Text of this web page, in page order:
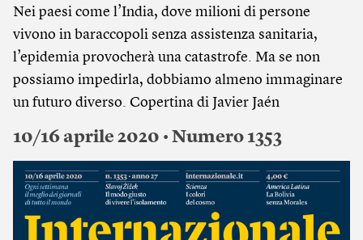
Nei paesi come l’India, dove milioni di persone
vivono in baraccopoli senza assistenza sanitaria,
l’epidemia provocherà una catastrofe. Ma se non
possiamo impedirla, dobbiamo almeno immaginare
un futuro diverso. Copertina di Javier Jaén
10/16 aprile 2020 • Numero 1353